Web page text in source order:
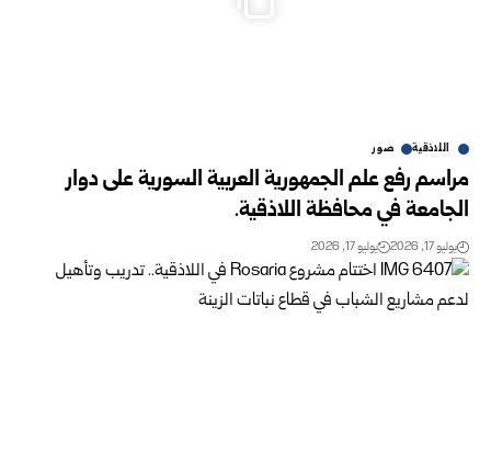
اللاذقية صور
مراسم رفع علم الجمهورية العربية السورية على دوار
الجامعة في محافظة اللاذقية.
يوليو 17, 2026 يوليو 17, 2026